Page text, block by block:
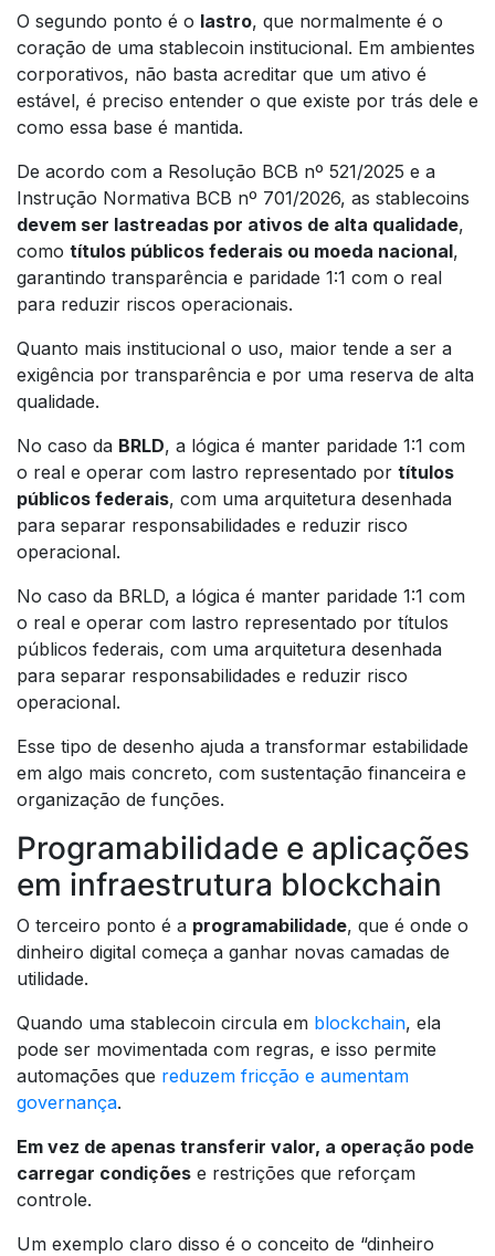
O segundo ponto é o lastro, que normalmente é o
coração de uma stablecoin institucional. Em ambientes
corporativos, não basta acreditar que um ativo é
estável, é preciso entender o que existe por trás dele e
como essa base é mantida.
De acordo com a Resolução BCB nº 521/2025 e a
Instrução Normativa BCB nº 701/2026, as stablecoins
devem ser lastreadas por ativos de alta qualidade,
como títulos públicos federais ou moeda nacional,
garantindo transparência e paridade 1:1 com o real
para reduzir riscos operacionais.
Quanto mais institucional o uso, maior tende a ser a
exigência por transparência e por uma reserva de alta
qualidade.
No caso da BRLD, a lógica é manter paridade 1:1 com
o real e operar com lastro representado por títulos
públicos federais, com uma arquitetura desenhada
para separar responsabilidades e reduzir risco
operacional.
No caso da BRLD, a lógica é manter paridade 1:1 com
o real e operar com lastro representado por títulos
públicos federais, com uma arquitetura desenhada
para separar responsabilidades e reduzir risco
operacional.
Esse tipo de desenho ajuda a transformar estabilidade
em algo mais concreto, com sustentação financeira e
organização de funções.
Programabilidade e aplicações
em infraestrutura blockchain
O terceiro ponto é a programabilidade, que é onde o
dinheiro digital começa a ganhar novas camadas de
utilidade.
Quando uma stablecoin circula em blockchain, ela
pode ser movimentada com regras, e isso permite
automações que reduzem fricção e aumentam
governança.
Em vez de apenas transferir valor, a operação pode
carregar condições e restrições que reforçam
controle.
Um exemplo claro disso é o conceito de “dinheiro